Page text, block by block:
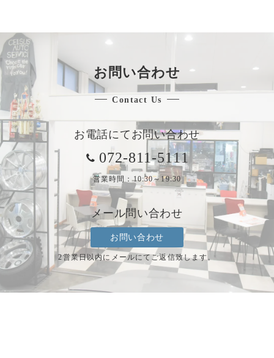
お問い合わせ
Contact Us
お電話にてお問い合わせ
072-811-5111
営業時間：10:30～19:30
メール問い合わせ
お問い合わせ
2営業日以内にメールにてご返信致します。